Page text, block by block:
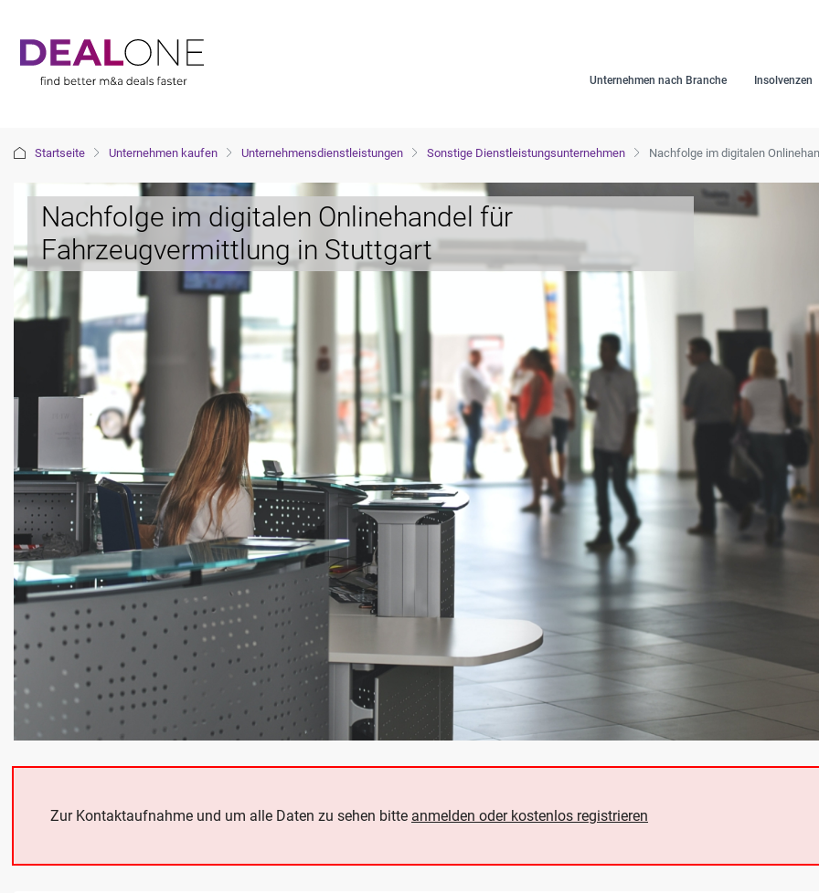
Unternehmen nach Branche Insolvenzen
Startseite Unternehmen kaufen Unternehmensdienstleistungen Sonstige Dienstleistungsunternehmen Nachfolge im digitalen
Nachfolge im digitalen Onlinehandel für
Fahrzeugvermittlung in Stuttgart
Zur Kontaktaufnahme und um alle Daten zu sehen bitte anmelden oder kostenlos registrieren